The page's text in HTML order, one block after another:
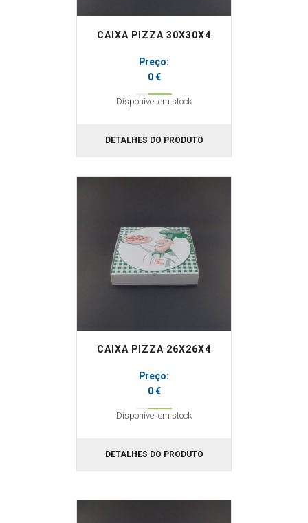
CAIXA PIZZA 30X30X4
Preço:
0 €
Disponível em stock
DETALHES DO PRODUTO
CAIXA PIZZA 26X26X4
Preço:
0 €
Disponível em stock
DETALHES DO PRODUTO